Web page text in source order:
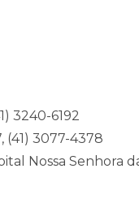
3240-6192
(41) 3077-4378
Nossa Senhora